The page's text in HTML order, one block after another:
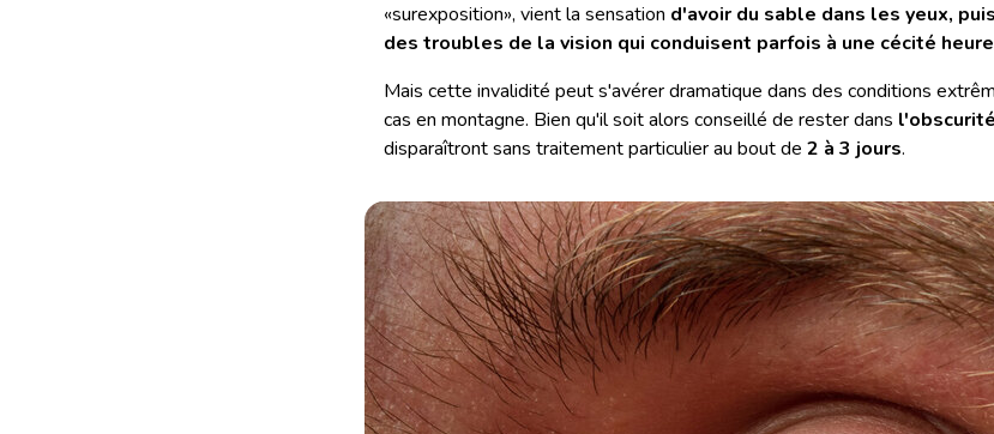
«surexposition», vient la sensation d'avoir du sable dans les yeux,
des troubles de la vision qui conduisent parfois à une cécité
Mais cette invalidité peut s'avérer dramatique dans des conditions
cas en montagne. Bien qu'il soit alors conseillé de rester dans l'obscurité
disparaîtront sans traitement particulier au bout de 2 à 3 jours.